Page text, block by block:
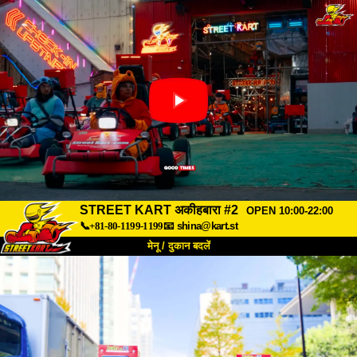
STREET KART अकीहबारा #2
OPEN 10:00-22:00
📞+81-80-1199-1199📧 shina@kart.st
मेनू / दुकान बदलें
हमारे बारे में कीमत
FAQ